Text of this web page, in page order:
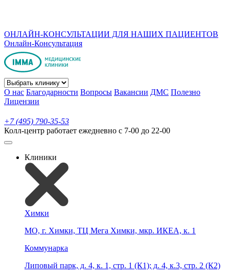
ОНЛАЙН-КОНСУЛЬТАЦИИ ДЛЯ НАШИХ ПАЦИЕНТОВ
Онлайн-Консультация
О нас Благодарности Вопросы Вакансии ДМС Полезно
Лицензии
+7 (495) 790-35-53
Колл-центр работает ежедневно с 7-00 до 22-00
Клиники
Химки
МО, г. Химки, ТЦ Мега Химки, мкр. ИКЕА, к. 1
Коммунарка
Липовый парк, д. 4, к. 1, стр. 1 (К1); д. 4, к.3, стр. 2 (К2)